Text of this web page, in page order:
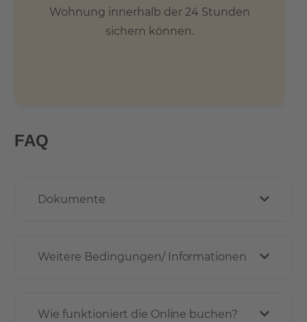
Wohnung innerhalb der 24 Stunden
sichern können.
FAQ
Dokumente
Weitere Bedingungen/ Informationen
Wie funktioniert die Online buchen?